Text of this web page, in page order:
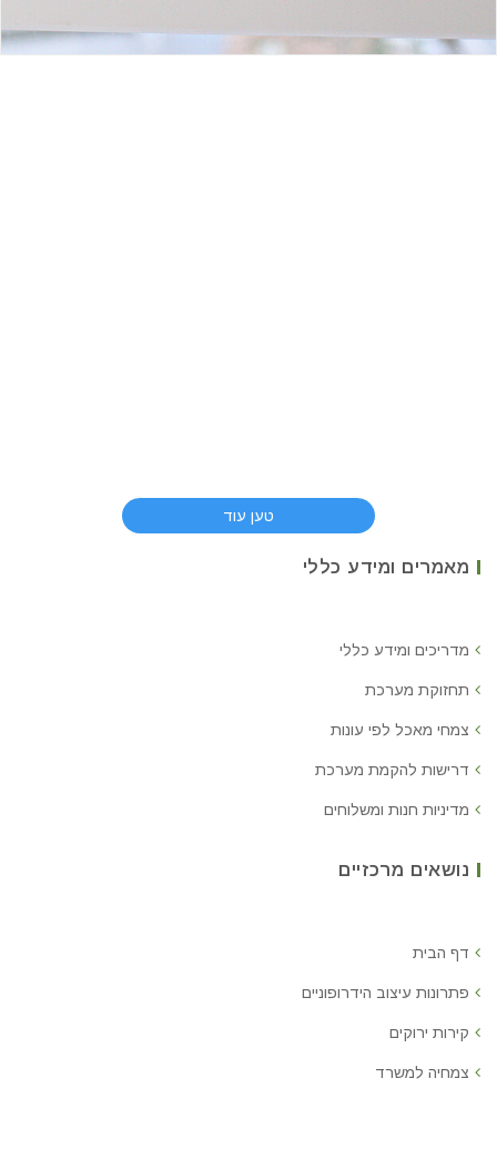
טען עוד
מאמרים ומידע כללי
מדריכים ומידע כללי
תחזוקת מערכת
צמחי מאכל לפי עונות
דרישות להקמת מערכת
מדיניות חנות ומשלוחים
נושאים מרכזיים
דף הבית
פתרונות עיצוב הידרופוניים
קירות ירוקים
צמחיה למשרד